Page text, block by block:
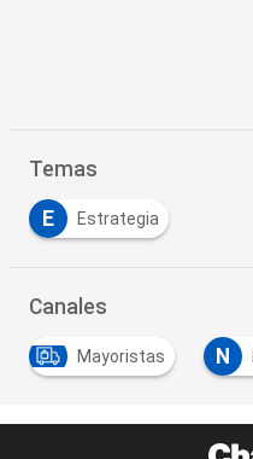
Temas
E Estrategia
Canales
Mayoristas N